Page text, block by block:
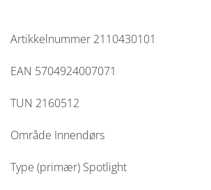
Artikkelnummer 2110430101
EAN 5704924007071
TUN 2160512
Område Innendørs
Type (primær) Spotlight